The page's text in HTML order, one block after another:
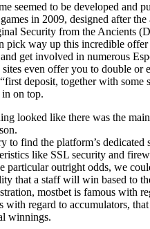
seemed to be developed and
in 2009, designed after
Security from the Ancients
pick way up this incredible offer
get involved in numerous
sites even offer you to double or
deposit, together with some
on top.
looked like there was the
to find the platform’s dedicated
like SSL security and
particular outright odds, we
that a staff will win based to
mostbet is famous with
with regard to accumulators,
winnings.